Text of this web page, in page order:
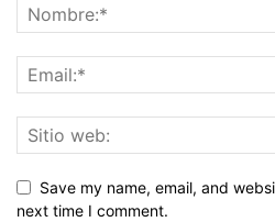
Save my name, email, and
next time I comment.